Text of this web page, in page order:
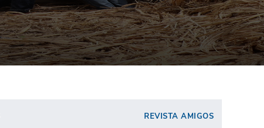
REVISTA AMIGOS